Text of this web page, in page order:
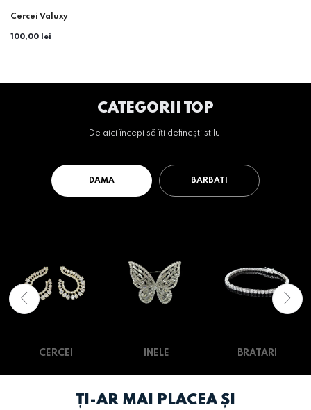
Cercei Valuxy
100,00 lei
CATEGORII TOP
De aici începi să îți definești stilul
DAMA BARBATI
CERCEI INELE BRATARI
ȚI-AR MAI PLACEA ȘI